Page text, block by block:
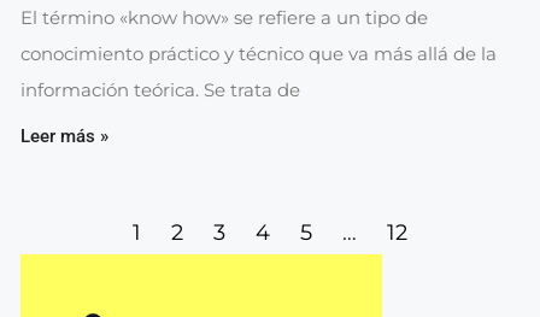
El término «know how» se refiere a un tipo de
conocimiento práctico y técnico que va más allá de la
información teórica. Se trata de
Leer más »
1 2 3 4 5 … 12